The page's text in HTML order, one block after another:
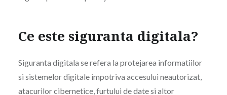
Ce este siguranta digitala?
Siguranta digitala se refera la protejarea informatiilor
si sistemelor digitale impotriva accesului neautorizat,
atacurilor cibernetice, furtului de date si altor